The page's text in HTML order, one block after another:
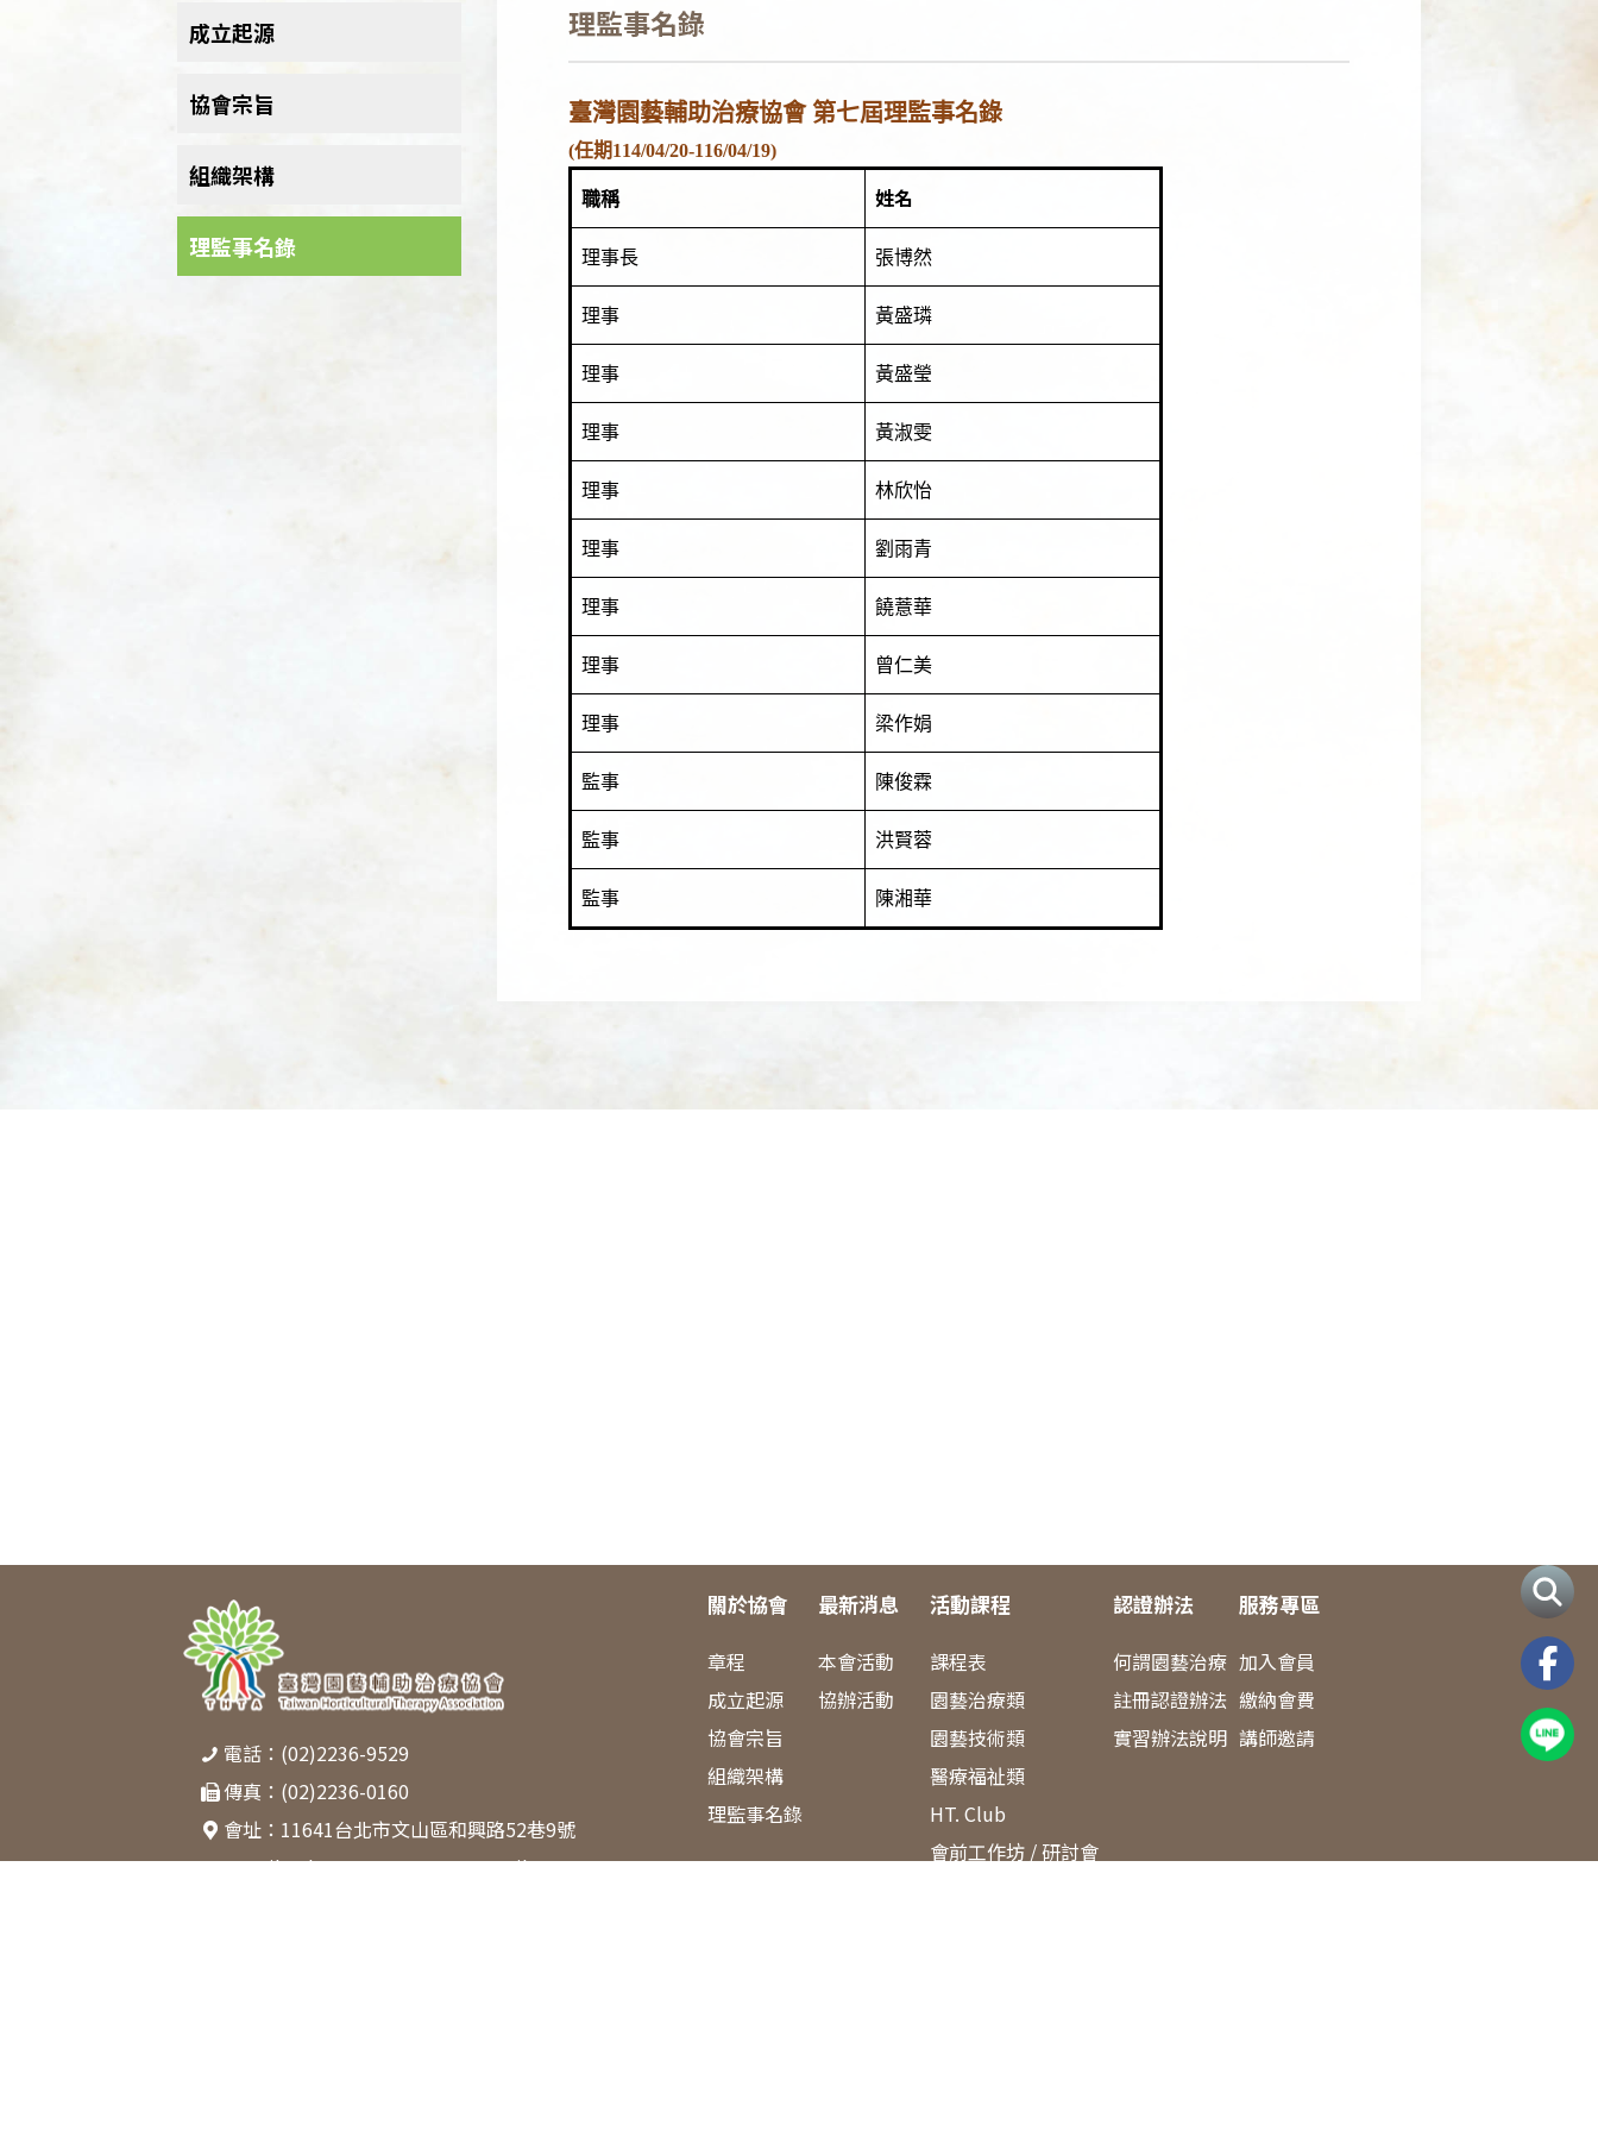
成立起源
協會宗旨
組織架構
理監事名錄
理監事名錄
臺灣園藝輔助治療協會 第七屆理監事名錄
(任期114/04/20-116/04/19)
職稱 姓名
理事長 張博然
理事 黃盛璘
理事 黃盛瑩
理事 黃淑雯
理事 林欣怡
理事 劉雨青
理事 饒薏華
理事 曾仁美
理事 梁作娟
監事 陳俊霖
監事 洪賢蓉
監事 陳湘華
電話：(02)2236-9529
傳真：(02)2236-0160
會址： 11641台北市文山區和興路52巷9號
E-mail：thtasecretary0420@gmail.com
關於協會
章程
成立起源
協會宗旨
組織架構
理監事名錄
最新消息
本會活動
協辦活動
活動課程
課程表
園藝治療類
園藝技術類
醫療福祉類
HT. Club
會前工作坊 / 研討會
認證辦法
何謂園藝治療
註冊認證辦法
實習辦法說明
服務專區
加入會員
繳納會費
講師邀請